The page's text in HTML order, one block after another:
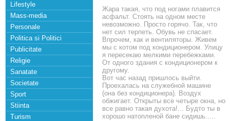
Lifestyle
Mass-media
Personale
Politica si Politici
Publicitate
Religie
Sanatate
Societate
Sport
Stiinta
Turism
Жара такая, что под ногами плавится
асфальт. Стоять на одном месте
невозможно. Просто горячо. Так, что
нет сил терпеть. Обувь не спасает.
Впрочем, как и вентиляторы. Живем
мы с котом под кондиционером. Улицу
я пересекаю мелкими перебежками.
От одного здания с кондиционером к
другому.
Вот час назад пришлось выйти.
Проехалась на служебной машине
(она без кондиционера). Воздух
обжигает. Открыты все четыре окна, но
все равно такая духота!... Будто ты в
хорошо натопленой бане сидишь.....